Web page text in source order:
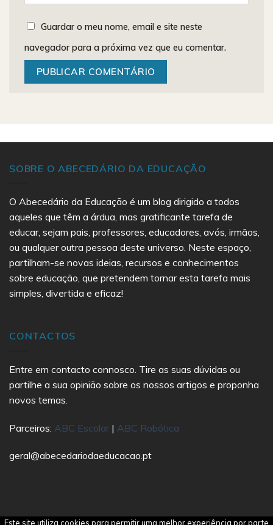
Guardar o meu nome, email e site neste
navegador para a próxima vez que eu comentar.
SOBRE O ABECEDÁRIO DA EDUCAÇÃO
O Abecedário da Educação é um blog dirigido a todos
aqueles que têm a árdua, mas gratificante tarefa de
educar, sejam pais, professores, educadores, avós, irmãos,
ou qualquer outra pessoa deste universo. Neste espaço,
partilham-se novas ideias, recursos e conhecimentos
sobre educação, que pretendem tornar esta tarefa mais
simples, divertida e eficaz!
CONTACTOS
Entre em contacto connosco. Tire as suas dúvidas ou
partilhe a sua opinião sobre os nossos artigos e proponha
novos temas.
Parceiros: ABC Escolar | ABC Robótica
geral@abecedariodaeducacao.pt
Este site utiliza cookies para permitir uma melhor experiência por parte